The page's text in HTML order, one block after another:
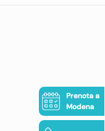
Prenota a
Modena